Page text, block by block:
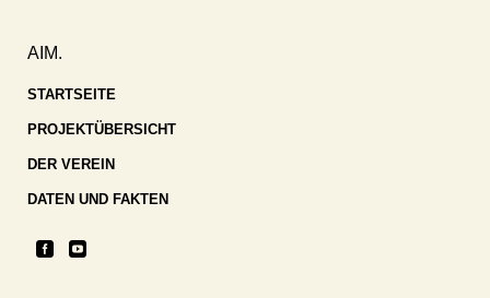
AIM.
STARTSEITE
PROJEKTÜBERSICHT
DER VEREIN
DATEN UND FAKTEN